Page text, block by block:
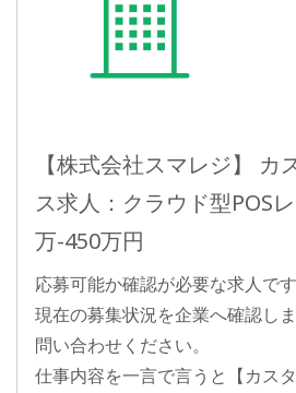
【株式会社スマレジ】 カ
ス求人：クラウド型POS
万-450万円
応募可能か確認が必要な求人です
現在の募集状況を企業へ確認し
問い合わせください。
仕事内容を一言で言うと【カス